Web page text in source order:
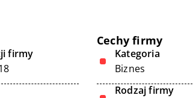
firmy
Cechy firmy
Kategoria
Biznes
Rodzaj firmy